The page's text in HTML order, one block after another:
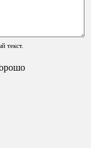
текст.